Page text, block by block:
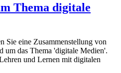
Thema digitale
Sie eine Zusammenstellung von
um das Thema 'digitale Medien'.
und Lernen mit digitalen